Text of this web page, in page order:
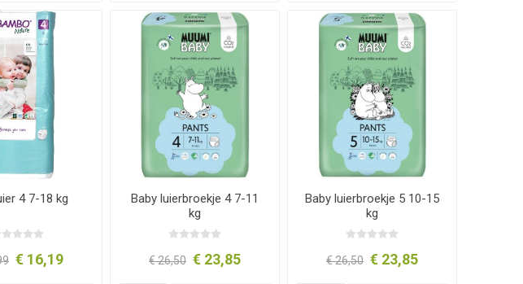
4 7-18 kg
€ 16,19
Baby luierbroekje 4 7-11
kg
€ 26,50 € 23,85
Baby luierbroekje 5 10-15
kg
€ 26,50 € 23,85